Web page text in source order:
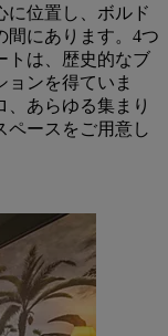
に位置し、ボルド
間にあります。4つ
トは、歴史的なブ
ョンを得ていま
あらゆる集まり
ペースをご用意し